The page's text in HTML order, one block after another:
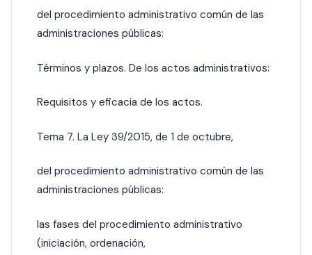
del procedimiento administrativo común de las
administraciones públicas:
Términos y plazos. De los actos administrativos:
Requisitos y eficacia de los actos.
Tema 7. La Ley 39/2015, de 1 de octubre,
del procedimiento administrativo común de las
administraciones públicas:
las fases del procedimiento administrativo
(iniciación, ordenación,